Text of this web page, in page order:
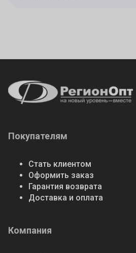
Покупателям
Стать клиентом
Оформить заказ
Гарантия возврата
Доставка и оплата
Компания